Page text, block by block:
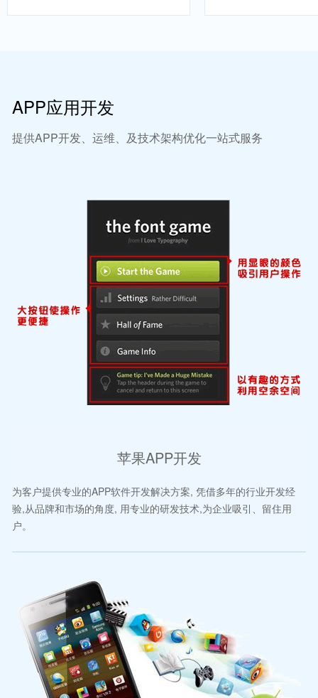
APP应用开发
提供APP开发、运维、及技术架构优化一站式服务
苹果APP开发
为客户提供专业的APP软件开发解决方案, 凭借多年的行业开发经
验,从品牌和市场的角度, 用专业的研发技术,为企业吸引、留住用
户。